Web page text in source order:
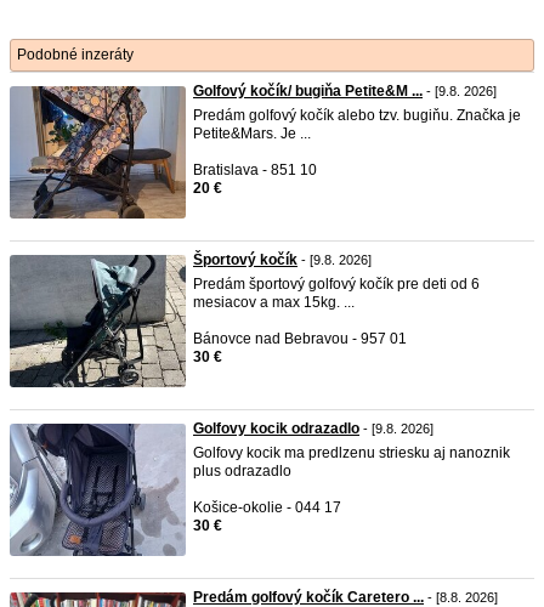
Podobné inzeráty
Golfový kočík/ bugiňa Petite&M ... - [9.8. 2026]
Predám golfový kočík alebo tzv. bugiňu. Značka je
Petite&Mars. Je ...
Bratislava - 851 10
20 €
Športový kočík - [9.8. 2026]
Predám športový golfový kočík pre deti od 6
mesiacov a max 15kg. ...
Bánovce nad Bebravou - 957 01
30 €
Golfovy kocik odrazadlo - [9.8. 2026]
Golfovy kocik ma predlzenu striesku aj nanoznik
plus odrazadlo
Košice-okolie - 044 17
30 €
Predám golfový kočík Caretero ... - [8.8. 2026]